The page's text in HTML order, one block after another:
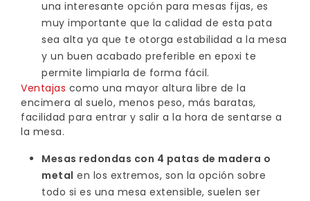
una interesante opción para mesas fijas, es
muy importante que la calidad de esta pata
sea alta ya que te otorga estabilidad a la mesa
y un buen acabado preferible en epoxi te
permite limpiarla de forma fácil.
Ventajas como una mayor altura libre de la
encimera al suelo, menos peso, más baratas,
facilidad para entrar y salir a la hora de sentarse a
la mesa.
Mesas redondas con 4 patas de madera o
metal en los extremos, son la opción sobre
todo si es una mesa extensible, suelen ser